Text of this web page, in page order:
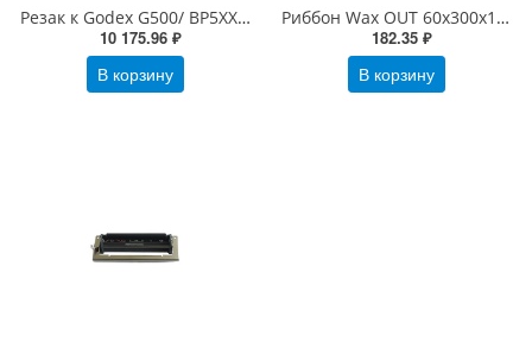
Резак к Godex G500/ BP5XXL, гильотинный (Cutter Module, 00-00003216, 031-G50002-001)
10 175.96 ₽
В корзину
Риббон Wax OUT 60х300х1" Standard Черный (риббон 60 300 WAX)
182.35 ₽
В корзину